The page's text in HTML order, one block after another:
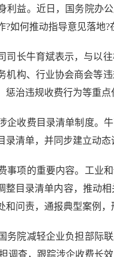
益。近日，国务院办公
?如何推动指导意见落地
长牛育斌表示，与以往
机构、行业协会商会等
惩治违规收费行为等重
收费目录清单制度。牛
录清单，并同步建立动
项的重要内容。工业和
整目录清单内容，推动
问责，通报典型案例，
院减轻企业负担部际联
调查，跟踪涉企收费长